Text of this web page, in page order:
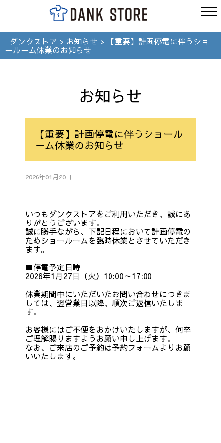
ダンクストア > お知らせ >
【重要】計画停電に伴うショ
ールーム休業のお知らせ
お知らせ
【重要】計画停電に伴うショール
ーム休業のお知らせ
2026年01月20日
いつもダンクストアをご利用いただき、誠にあ
りがとうございます。
誠に勝手ながら、下記日程において計画停電の
ためショールームを臨時休業とさせていただき
ます。
■停電予定日時
2026年1月27日（火）10:00～17:00
休業期間中にいただいたお問い合わせにつきま
しては、翌営業日以降、順次ご返信いたしま
す。
お客様にはご不便をおかけいたしますが、何卒
ご理解賜りますようお願い申し上げます。
なお、ご来店のご予約は予約フォームよりお願
いいたします。